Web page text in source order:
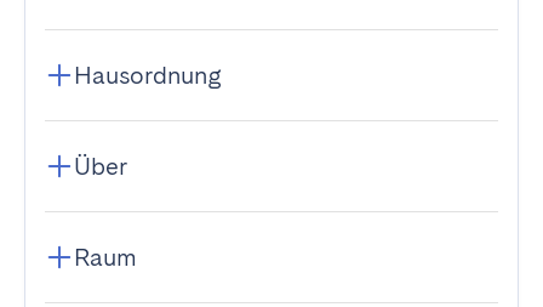
Hausordnung
Über
Raum